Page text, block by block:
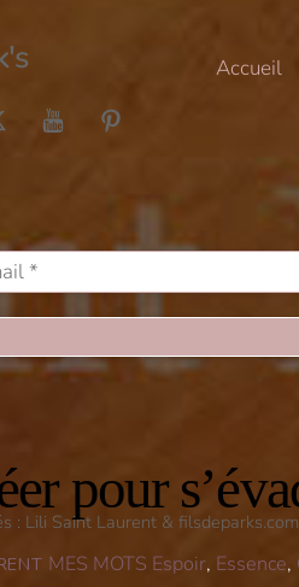
pour
MES MOTS Espoir, Essence,
Accueil
: Lili Saint Laurent &